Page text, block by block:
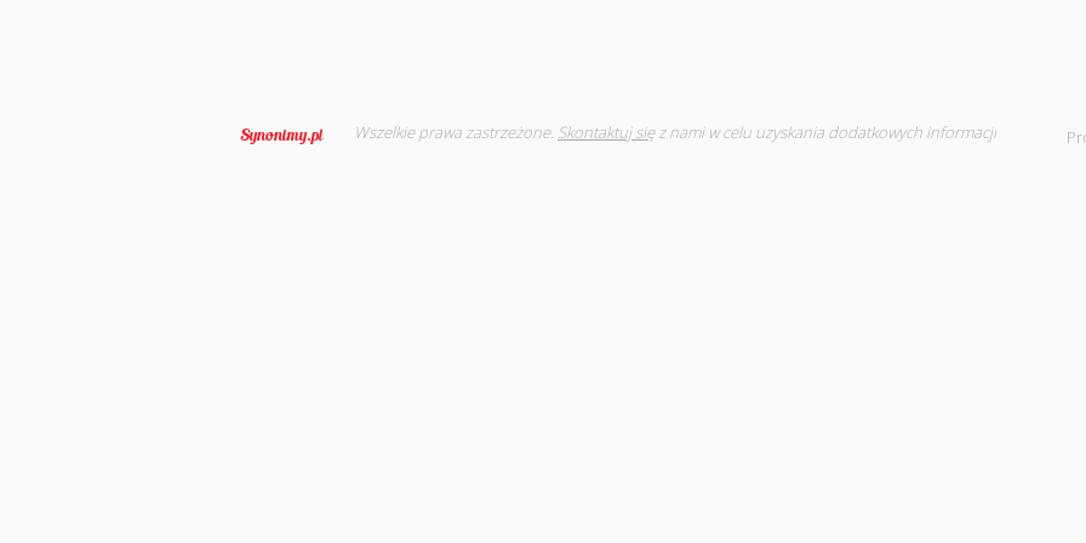
Wszelkie prawa zastrzeżone. Skontaktuj sięz nami w celu uzyskania dodatkowych informacji